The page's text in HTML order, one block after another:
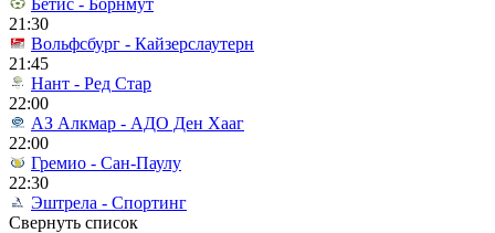
Бетис - Борнмут
21:30
Вольфсбург - Кайзерслаутерн
21:45
Нант - Ред Стар
22:00
АЗ Алкмар - АДО Ден Хааг
22:00
Гремио - Сан-Паулу
22:30
Эштрела - Спортинг
Свернуть список